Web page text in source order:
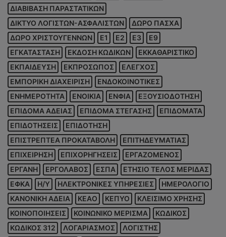
ΔΙΑΒΙΒΑΣΗ ΠΑΡΑΣΤΑΤΙΚΩΝ
ΔΙΚΤΥΟ ΛΟΓΙΣΤΩΝ-ΑΣΦΑΛΙΣΤΩΝ
ΔΩΡΟ ΠΑΣΧΑ
ΔΩΡΟ ΧΡΙΣΤΟΥΓΕΝΝΩΝ
Ε1 Ε2 Ε3
Ε9
ΕΓΚΑΤΑΣΤΑΣΗ
ΕΚΔΟΣΗ ΚΩΔΙΚΩΝ
ΕΚΚΑΘΑΡΙΣΤΙΚΟ
ΕΚΠΑΙΔΕΥΣΗ
ΕΚΠΡΟΣΩΠΟΣ
ΕΛΕΓΧΟΣ
ΕΜΠΟΡΙΚΗ ΔΙΑΧΕΙΡΙΣΗ
ΕΝΔΟΚΟΙΝΟΤΙΚΕΣ
ΕΝΗΜΕΡΟΤΗΤΑ
ΕΝΟΙΚΙΑ ΕΝΦΙΑ
ΕΞΟΥΣΙΟΔΟΤΗΣΗ
ΕΠΙΔΟΜΑ ΑΔΕΙΑΣ
ΕΠΙΔΟΜΑ ΣΤΕΓΑΣΗΣ
ΕΠΙΔΟΜΑΤΑ
ΕΠΙΔΟΤΗΣΕΙΣ
ΕΠΙΔΟΤΗΣΗ
ΕΠΙΣΤΡΕΠΤΕΑ ΠΡΟΚΑΤΑΒΟΛΗ
ΕΠΙΤΗΔΕΥΜΑΤΙΑΣ
ΕΠΙΧΕΙΡΗΣΗ
ΕΠΙΧΟΡΗΓΗΣΕΙΣ
ΕΡΓΑΖΟΜΕΝΟΣ
ΕΡΓΑΝΗ
ΕΡΓΟΛΑΒΟΣ ΕΣΠΑ
ΕΤΗΣΙΟ ΤΕΛΟΣ ΜΕΡΙΔΑΣ
ΕΦΚΑ
Η/Υ ΗΛΕΚΤΡΟΝΙΚΕΣ ΥΠΗΡΕΣΙΕΣ
ΗΜΕΡΟΛΟΓΙΟ
ΚΑΝΟΝΙΚΗ ΑΔΕΙΑ
ΚΕΑΟ ΚΕΠΥΟ
ΚΛΕΙΣΙΜΟ ΧΡΗΣΗΣ
ΚΟΙΝΟΠΟΙΗΣΕΙΣ
ΚΟΙΝΩΝΙΚΟ ΜΕΡΙΣΜΑ
ΚΩΔΙΚΟΣ
ΚΩΔΙΚΟΣ 312
ΛΟΓΑΡΙΑΣΜΟΣ
ΛΟΓΙΣΤΗΣ